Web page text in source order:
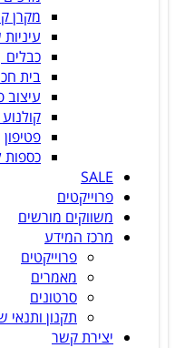
מקרן
בית
עיצוב
פטיפון
SALE
פרוייקטים
משווקים מורשים
מרכז המידע
פרוייקטים
מאמרים
סרטונים
תקנון ותנאי
יצירת קשר